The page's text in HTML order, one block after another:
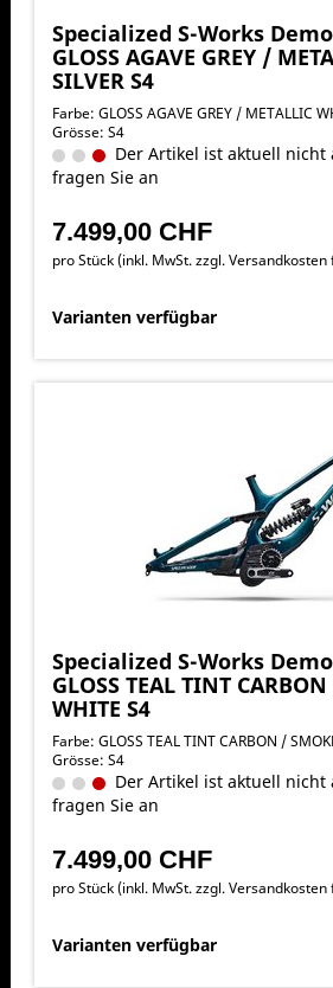
Specialized S-Works
GLOSS AGAVE GREY /
SILVER S4
Farbe: GLOSS AGAVE GREY / METALLIC
Grösse: S4
Der Artikel ist aktuell nicht
fragen Sie an
7.499,00 CHF
pro Stück (inkl. MwSt. zzgl.
Varianten verfügbar
Specialized S-Works
GLOSS TEAL TINT
WHITE S4
Farbe: GLOSS TEAL TINT CARBON /
Grösse: S4
Der Artikel ist aktuell nicht
fragen Sie an
7.499,00 CHF
pro Stück (inkl. MwSt. zzgl.
Varianten verfügbar